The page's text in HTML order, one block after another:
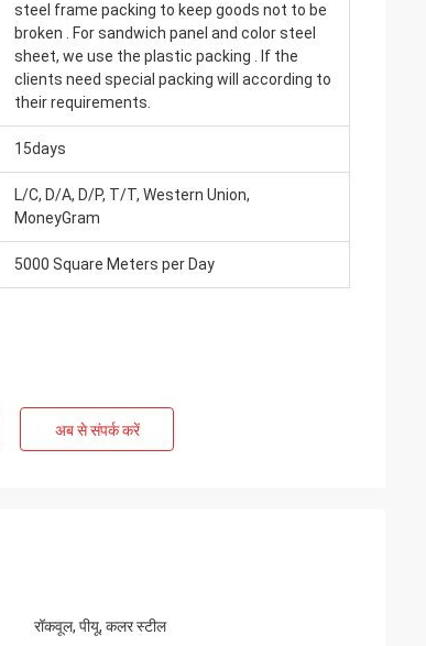
steel frame packing to keep goods not to be
broken . For sandwich panel and color steel
sheet, we use the plastic packing . If the
clients need special packing will according to
their requirements.
15days
L/C, D/A, D/P, T/T, Western Union,
MoneyGram
5000 Square Meters per Day
अब से संपर्क करें
रॉकवूल, पीयू, कलर स्टील